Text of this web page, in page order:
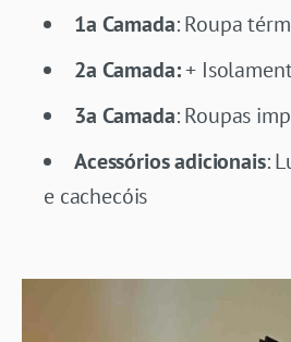
1a Camada: Roupa
2a Camada:+
3a Camada: Roupas
Acessórios adicionais:
e cachecóis